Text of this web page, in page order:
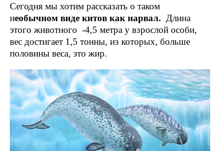
Сегодня мы хотим рассказать о таком
необычном виде китов как нарвал.
Длина
этого животного -4,5 метра у взрослой особи,
вес достигает 1,5 тонны, из которых, больше
половины веса, это жир.